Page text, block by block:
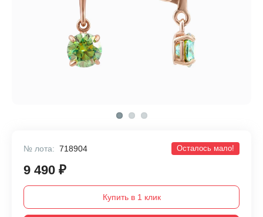
№ лота: 718904 Осталось мало!
9 490 ₽
Купить в 1 клик